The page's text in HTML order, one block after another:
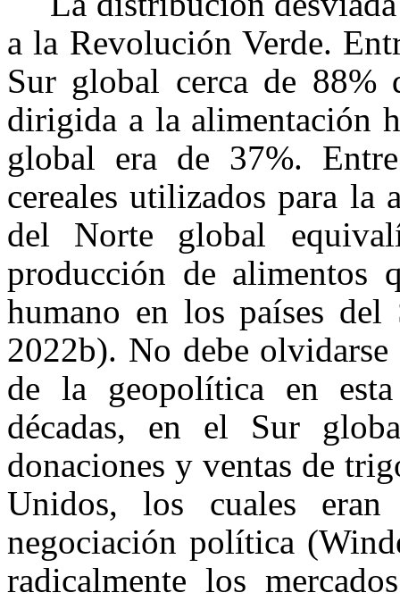
a la Revolución Verde.
Sur global cerca de 88%
dirigida a la alimentación
global era de 37%.
cereales utilizados para la
del Norte global
producción de alimentos
humano en los países
2022b). No debe
de la geopolítica en
décadas, en el Sur
donaciones y ventas de
Unidos, los cuales eran
negociación política (
radicalmente los